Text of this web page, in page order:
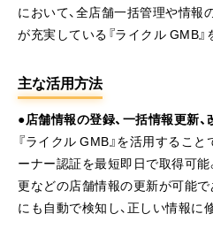
において、全店舗一括管理や情
が充実している『ライクル GMB』
主な活用方法
●店舗情報の登録、一括情報更新
『ライクル GMB』を活用するこ
ーナー認証を最短即日で取得可能
更などの店舗情報の更新が可能
にも自動で検知し、正しい情報に